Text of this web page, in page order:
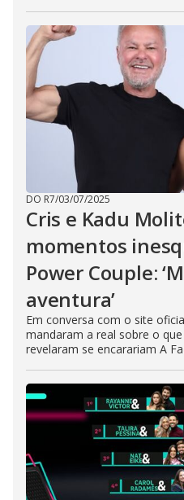
DO R7/03/07/2025
Cris e Kadu
momentos
Power Couple:
aventura’
Em conversa com o site
mandaram a real sobre o
revelaram se encarariam A